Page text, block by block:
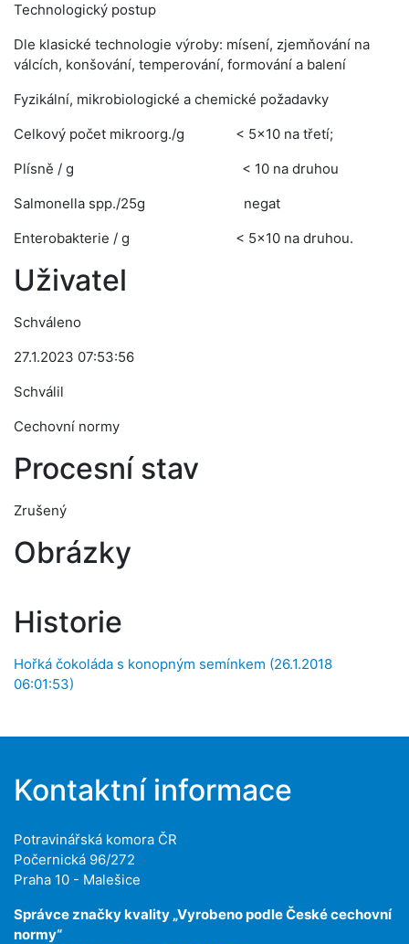
Technologický postup
Dle klasické technologie výroby: mísení, zjemňování na
válcích, konšování, temperování, formování a balení
Fyzikální, mikrobiologické a chemické požadavky
Celkový počet mikroorg./g < 5x10 na třetí;
Plísně / g < 10 na druhou
Salmonella spp./25g negat
Enterobakterie / g < 5x10 na druhou.
Uživatel
Schváleno
27.1.2023 07:53:56
Schválil
Cechovní normy
Procesní stav
Zrušený
Obrázky
Historie
Hořká čokoláda s konopným semínkem (26.1.2018
06:01:53)
Kontaktní informace
Potravinářská komora ČR
Počernická 96/272
Praha 10 - Malešice
Správce značky kvality „Vyrobeno podle České cechovní
normy“